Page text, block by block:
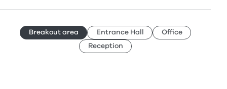
Breakout area Entrance Hall
Office
Reception